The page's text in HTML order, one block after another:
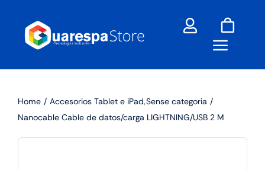
content
Home Accesorios Tablet e iPad Sense categoria
Nanocable Cable de datos/carga LIGHTNING/USB 2 M